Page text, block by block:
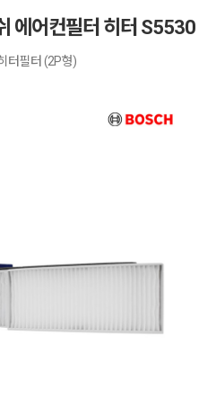
에어컨필터 히터 S5530
터필터 (2P형)